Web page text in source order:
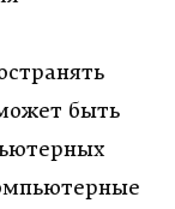
быть